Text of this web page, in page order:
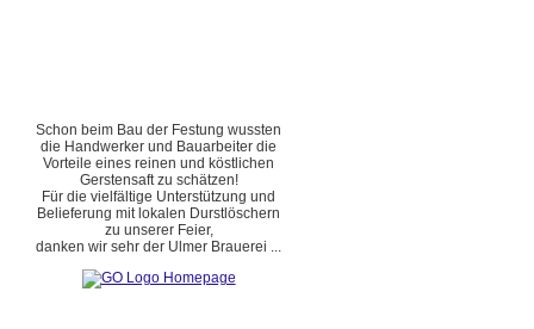
Schon beim Bau der Festung wussten
die Handwerker und Bauarbeiter die
Vorteile eines reinen und köstlichen
Gerstensaft zu schätzen!
Für die vielfältige Unterstützung und
Belieferung mit lokalen Durstlöschern
zu unserer Feier,
danken wir sehr der Ulmer Brauerei ...